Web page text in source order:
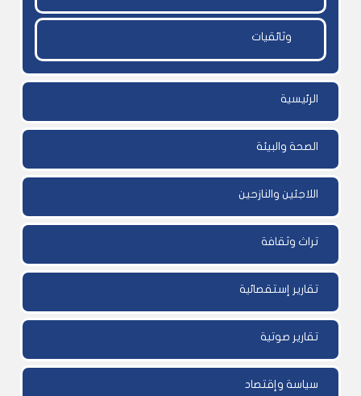
وثائقيات
الرئيسية
الصحة والبيئة
اللاجئين والنازحين
تراث وثقافة
تقارير إستقصائية
تقارير صوتية
سياسة وإقتصاد